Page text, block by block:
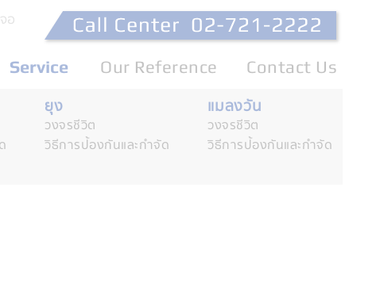
อ
Service Our Reference Contact Us
ยุง
วงจรชีวิต
วิธีการป้องกันและกำจัด
แมลงวัน
วงจรชีวิต
วิธีการป้องกันและกำจัด